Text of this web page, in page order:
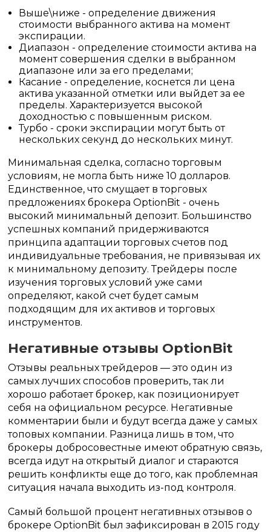
Выше\ниже - определение движения
стоимости выбранного актива на момент
экспирации.
Диапазон - определение стоимости актива на
момент совершения сделки в выбранном
диапазоне или за его пределами;
Касание - определение, коснется ли цена
актива указанной отметки или выйдет за ее
пределы. Характеризуется высокой
доходностью с повышенным риском.
Турбо - сроки экспирации могут быть от
нескольких секунд до нескольких минут.
Минимальная сделка, согласно торговым
условиям, не могла быть ниже 10 долларов.
Единственное, что смущает в торговых
предложениях брокера OptionBit - очень
высокий минимальный депозит. Большинство
успешных компаний придерживаются
принципа адаптации торговых счетов под
индивидуальные требования, не привязывая их
к минимальному депозиту. Трейдеры после
изучения торговых условий уже сами
определяют, какой счет будет самым
подходящим для их активов и торговых
инструментов.
Негативные отзывы OptionBit
Отзывы реальных трейдеров — это один из
самых лучших способов проверить, так ли
хорошо работает брокер, как позиционирует
себя на официальном ресурсе. Негативные
комментарии были и будут всегда даже у самых
топовых компании. Разница лишь в том, что
брокеры добросовестные имеют обратную связь,
всегда идут на открытый диалог и стараются
решить конфликты еще до того, как проблемная
ситуация начала выходить из-под контроля.
Самый большой процент негативных отзывов о
брокере OptionBit был зафиксирован в 2015 году